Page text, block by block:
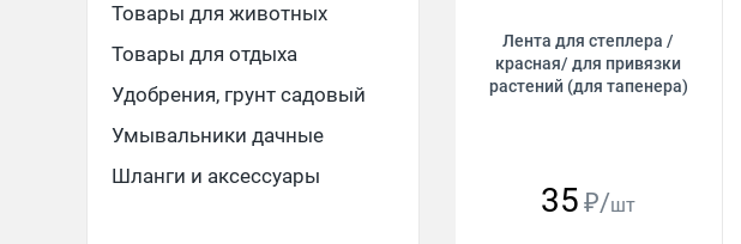
Товары для животных
Товары для отдыха
Удобрения, грунт садовый
Умывальники дачные
Шланги и аксессуары
Лента для степлера /
красная/ для привязки
растений (для тапенера)
35 ₽/шт